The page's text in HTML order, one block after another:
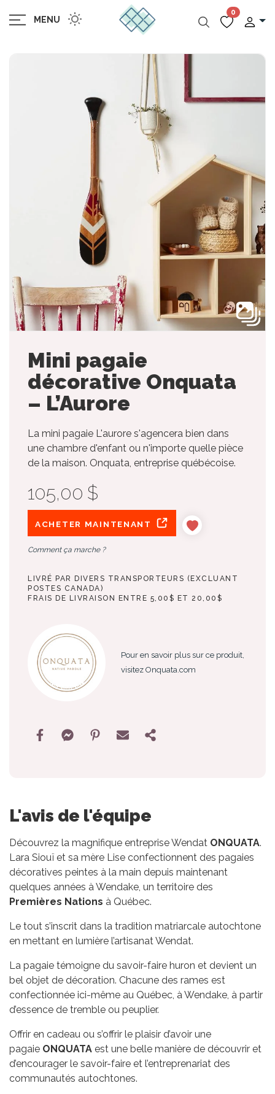
MENU
0
Mini pagaie
décorative Onquata
– L’Aurore
La mini pagaie L'aurore s'agencera bien dans
une chambre d'enfant ou n'importe quelle pièce
de la maison. Onquata, entreprise québécoise.
105,00 $
ACHETER MAINTENANT
Comment ça marche ?
LIVRÉ PAR DIVERS TRANSPORTEURS (EXCLUANT
POSTES CANADA)
FRAIS DE LIVRAISON ENTRE 5,00$ ET 20,00$
Pour en savoir plus sur ce produit,
visitez Onquata.com
L'avis de l'équipe
Découvrez la magnifique entreprise Wendat ONQUATA.
Lara Siouï et sa mère Lise confectionnent des pagaies
décoratives peintes à la main depuis maintenant
quelques années à Wendake, un territoire des
Premières Nations à Québec.
Le tout s’inscrit dans la tradition matriarcale autochtone
en mettant en lumière l’artisanat Wendat.
La pagaie témoigne du savoir-faire huron et devient un
bel objet de décoration. Chacune des rames est
confectionnée ici-même au Québec, à Wendake, à partir
d’essence de tremble ou peuplier.
Offrir en cadeau ou s’offrir le plaisir d’avoir une
pagaie ONQUATA est une belle manière de découvrir et
d’encourager le savoir-faire et l’entreprenariat des
communautés autochtones.